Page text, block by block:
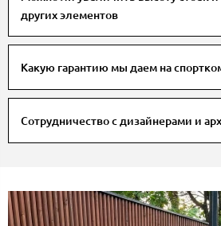
других элементов
Какую гарантию мы даем на
Сотрудничество с дизайнерами и